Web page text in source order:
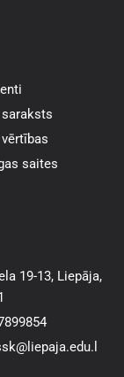
saites
19-13, Liepāja,